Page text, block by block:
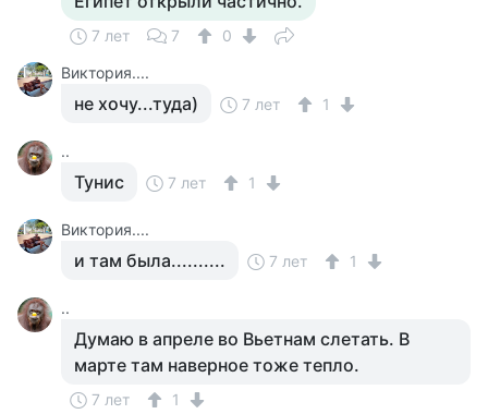
7 лет 7
0
Виктория....
не хочу...туда) 7 лет 1
..
Тунис 7 лет 1
Виктория....
и там была.......... 7 лет 1
..
Думаю в апреле во Вьетнам слетать. В
марте там наверное тоже тепло.
7 лет 1